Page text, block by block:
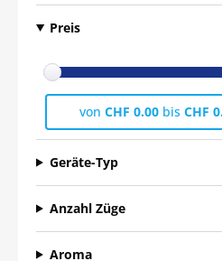
Preis
von CHF 0.00bis CHF
Geräte-Typ
Anzahl Züge
Aroma